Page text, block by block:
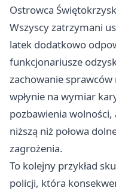
Ostrowca
Wszyscy zatrzymani
latek dodatkowo
funkcjonariusze
zachowanie
wpłynie na wymiar
pozbawienia
niższą niż połowa
zagrożenia.
To kolejny przykład
policji, która